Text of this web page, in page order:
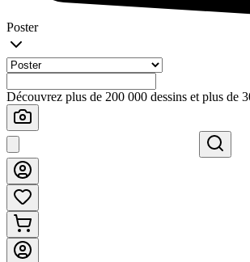
Poster
Découvrez plus de 200 000 dessins et plus de